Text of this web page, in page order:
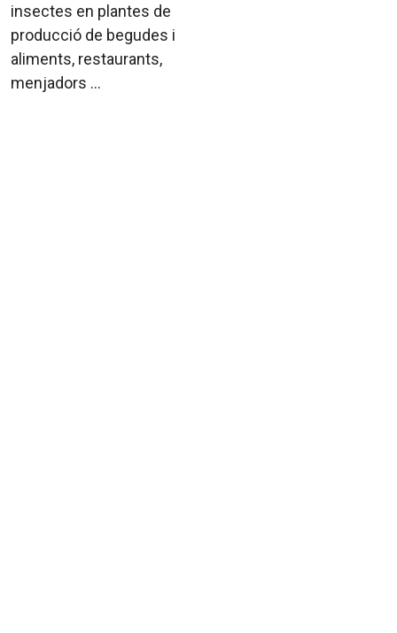
insectes en plantes de
producció de begudes i
aliments, restaurants,
menjadors ...